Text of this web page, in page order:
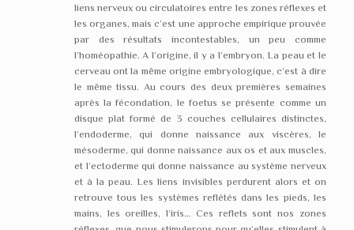
liens nerveux ou circulatoires entre les zones réflexes et
les organes, mais c’est une approche empirique prouvée
par des résultats incontestables, un peu comme
l’homéopathie. A l’origine, il y a l’embryon. La peau et le
cerveau ont la même origine embryologique, c’est à dire
le même tissu. Au cours des deux premières semaines
après la fécondation, le foetus se présente comme un
disque plat formé de 3 couches cellulaires distinctes,
l’endoderme, qui donne naissance aux viscères, le
mésoderme, qui donne naissance aux os et aux muscles,
et l’ectoderme qui donne naissance au système nerveux
et à la peau. Les liens invisibles perdurent alors et on
retrouve tous les systèmes reflétés dans les pieds, les
mains, les oreilles, l’iris… Ces reflets sont nos zones